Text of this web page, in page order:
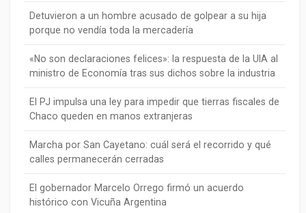
Detuvieron a un hombre acusado de golpear a su hija
porque no vendía toda la mercadería
«No son declaraciones felices»: la respuesta de la UIA al
ministro de Economía tras sus dichos sobre la industria
El PJ impulsa una ley para impedir que tierras fiscales de
Chaco queden en manos extranjeras
Marcha por San Cayetano: cuál será el recorrido y qué
calles permanecerán cerradas
El gobernador Marcelo Orrego firmó un acuerdo
histórico con Vicuña Argentina